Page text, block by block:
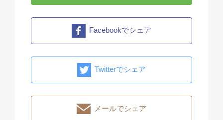
Facebookでシェア
Twitterでシェア
メールでシェア